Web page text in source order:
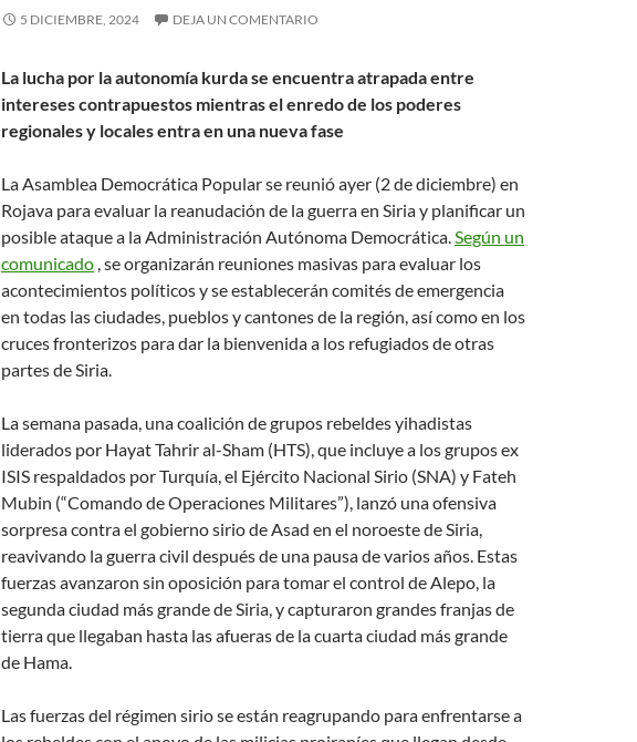
5 DICIEMBRE, 2024 DEJA UN COMENTARIO
La lucha por la autonomía kurda se encuentra atrapada entre
intereses contrapuestos mientras el enredo de los poderes
regionales y locales entra en una nueva fase
La Asamblea Democrática Popular se reunió ayer (2 de diciembre) en
Rojava para evaluar la reanudación de la guerra en Siria y planificar un
posible ataque a la Administración Autónoma Democrática.Según un
comunicado , se organizarán reuniones masivas para evaluar los
acontecimientos políticos y se establecerán comités de emergencia
en todas las ciudades, pueblos y cantones de la región, así como en los
cruces fronterizos para dar la bienvenida a los refugiados de otras
partes de Siria.
La semana pasada, una coalición de grupos rebeldes yihadistas
liderados por Hayat Tahrir al-Sham (HTS), que incluye a los grupos ex
ISIS respaldados por Turquía, el Ejército Nacional Sirio (SNA) y Fateh
Mubin (“Comando de Operaciones Militares”), lanzó una ofensiva
sorpresa contra el gobierno sirio de Asad en el noroeste de Siria,
reavivando la guerra civil después de una pausa de varios años. Estas
fuerzas avanzaron sin oposición para tomar el control de Alepo, la
segunda ciudad más grande de Siria, y capturaron grandes franjas de
tierra que llegaban hasta las afueras de la cuarta ciudad más grande
de Hama.
Las fuerzas del régimen sirio se están reagrupando para enfrentarse a